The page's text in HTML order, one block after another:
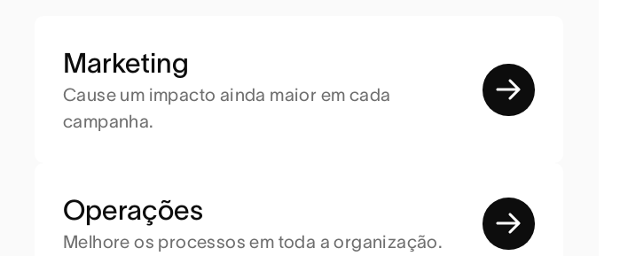
Marketing
Cause um impacto ainda maior em cada
campanha.
Operações
Melhore os processos em toda a organização.